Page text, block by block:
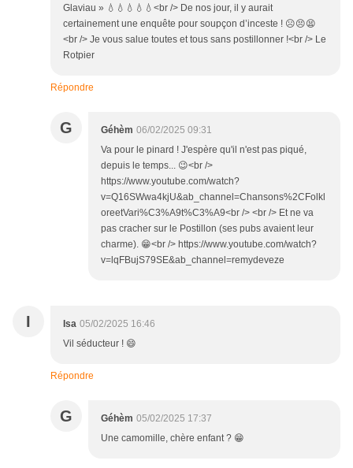
Glaviau » 💧💧💧💧💧<br /> De nos jour, il y aurait
certainement une enquête pour soupçon d’inceste ! ☹️😣😫
<br /> Je vous salue toutes et tous sans postillonner !<br /> Le
Rotpier
Répondre
G Géhèm 06/02/2025 09:31
Va pour le pinard ! J'espère qu'il n'est pas piqué,
depuis le temps... 😉<br />
https://www.youtube.com/watch?
v=Q16SWwa4kjU&ab_channel=Chansons%2CFolkl
oreetVari%C3%A9t%C3%A9<br /> <br /> Et ne va
pas cracher sur le Postillon (ses pubs avaient leur
charme). 😁<br /> https://www.youtube.com/watch?
v=lqFBujS79SE&ab_channel=remydeveze
I Isa 05/02/2025 16:46
Vil séducteur ! 😄
Répondre
G Géhèm 05/02/2025 17:37
Une camomille, chère enfant ? 😁